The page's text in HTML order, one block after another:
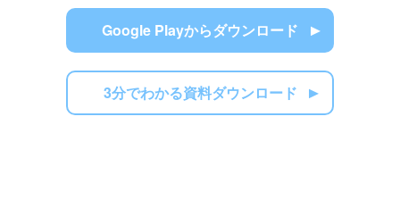
Google Playからダウンロード
3分でわかる資料ダウンロード